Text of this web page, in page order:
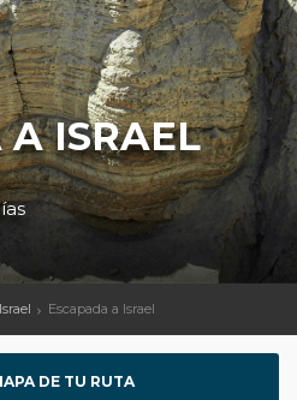
A ISRAEL
Escapada a Israel
DE TU RUTA